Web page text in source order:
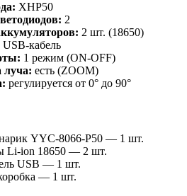
XHP50
2
2 шт. (18650)
USB-кабель
1 режим (ON-OFF)
луча: есть (ZOOM)
регулируется от 0° до 90°
YYC-8066-P50 — 1 шт.
Li-ion 18650 — 2 шт.
USB — 1 шт.
— 1 шт.